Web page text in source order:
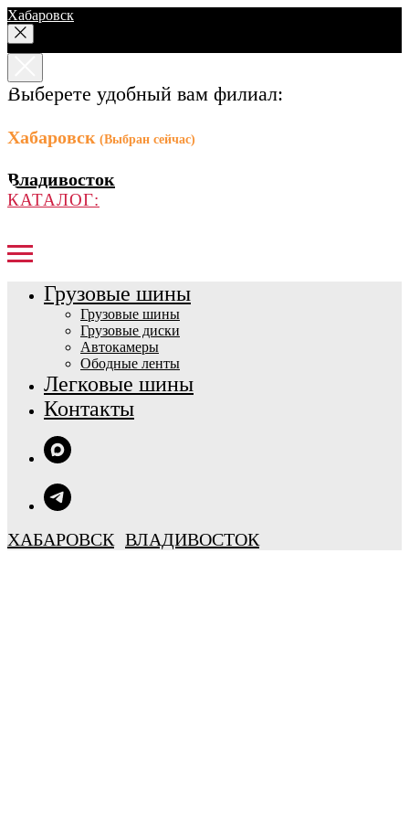
Хабаровск
Выберете удобный вам филиал:
Хабаровск (Выбран сейчас)
Владивосток
КАТАЛОГ:
Грузовые шины
Грузовые шины
Грузовые диски
Автокамеры
Ободные ленты
Легковые шины
Контакты
ХАБАРОВСК ВЛАДИВОСТОК